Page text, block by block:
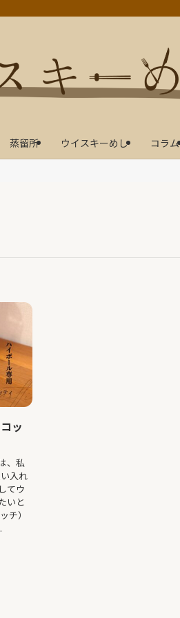
蒸留所 ウイスキーめし コラム
ッ
、私
入れ
てウ
いと
チ）